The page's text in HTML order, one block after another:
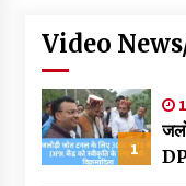
Video News/
1